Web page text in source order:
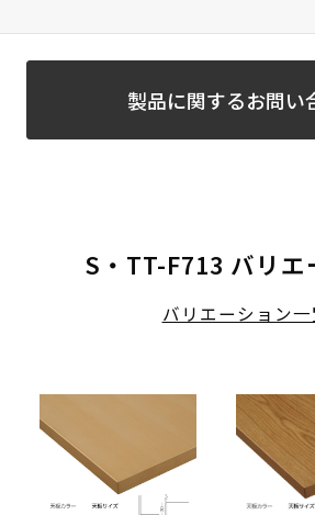
製品に関するお問い
S・TT-F713 バリエ
バリエーション